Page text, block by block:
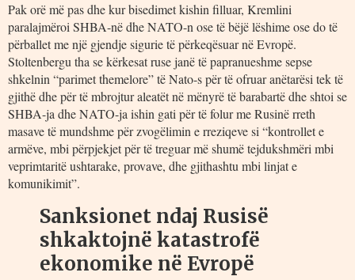
Pak orë më pas dhe kur bisedimet kishin filluar, Kremlini
paralajmëroi SHBA-në dhe NATO-n ose të bëjë lëshime ose do të
përballet me një gjendje sigurie të përkeqësuar në Evropë.
Stoltenbergu tha se kërkesat ruse janë të papranueshme sepse
shkelnin “parimet themelore” të Nato-s për të ofruar anëtarësi tek të
gjithë dhe për të mbrojtur aleatët në mënyrë të barabartë dhe shtoi se
SHBA-ja dhe NATO-ja ishin gati për të folur me Rusinë rreth
masave të mundshme për zvogëlimin e rreziqeve si “kontrollet e
armëve, mbi përpjekjet për të treguar më shumë tejdukshmëri mbi
veprimtaritë ushtarake, provave, dhe gjithashtu mbi linjat e
komunikimit”.
Sanksionet ndaj Rusisë
shkaktojnë katastrofë
ekonomike në Evropë